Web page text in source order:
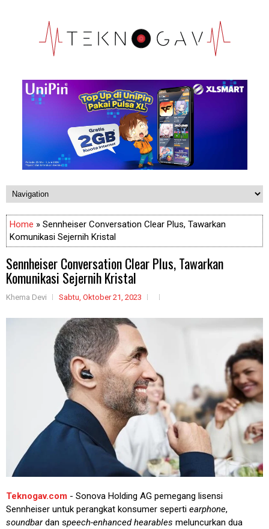
Home » Sennheiser Conversation Clear Plus, Tawarkan
Komunikasi Sejernih Kristal
Sennheiser Conversation Clear Plus, Tawarkan
Komunikasi Sejernih Kristal
Khema Devi Sabtu, Oktober 21, 2023
Teknogav.com - Sonova Holding AG pemegang lisensi
Sennheiser untuk perangkat konsumer seperti earphone,
soundbardan speech-enhanced hearables meluncurkan dua